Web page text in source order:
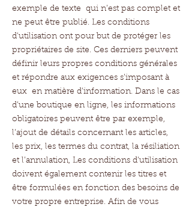
exemple de texte qui n’est pas complet et
ne peut être publié. Les conditions
d'utilisation ont pour but de protéger les
propriétaires de site. Ces derniers peuvent
définir leurs propres conditions générales
et répondre aux exigences s’imposant à
eux en matière d’information. Dans le cas
d’une boutique en ligne, les informations
obligatoires peuvent être par exemple,
l’ajout de détails concernant les articles,
les prix, les termes du contrat, la résiliation
et l’annulation, Les conditions d’utilisation
doivent également contenir les titres et
être formulées en fonction des besoins de
votre propre entreprise. Afin de vous